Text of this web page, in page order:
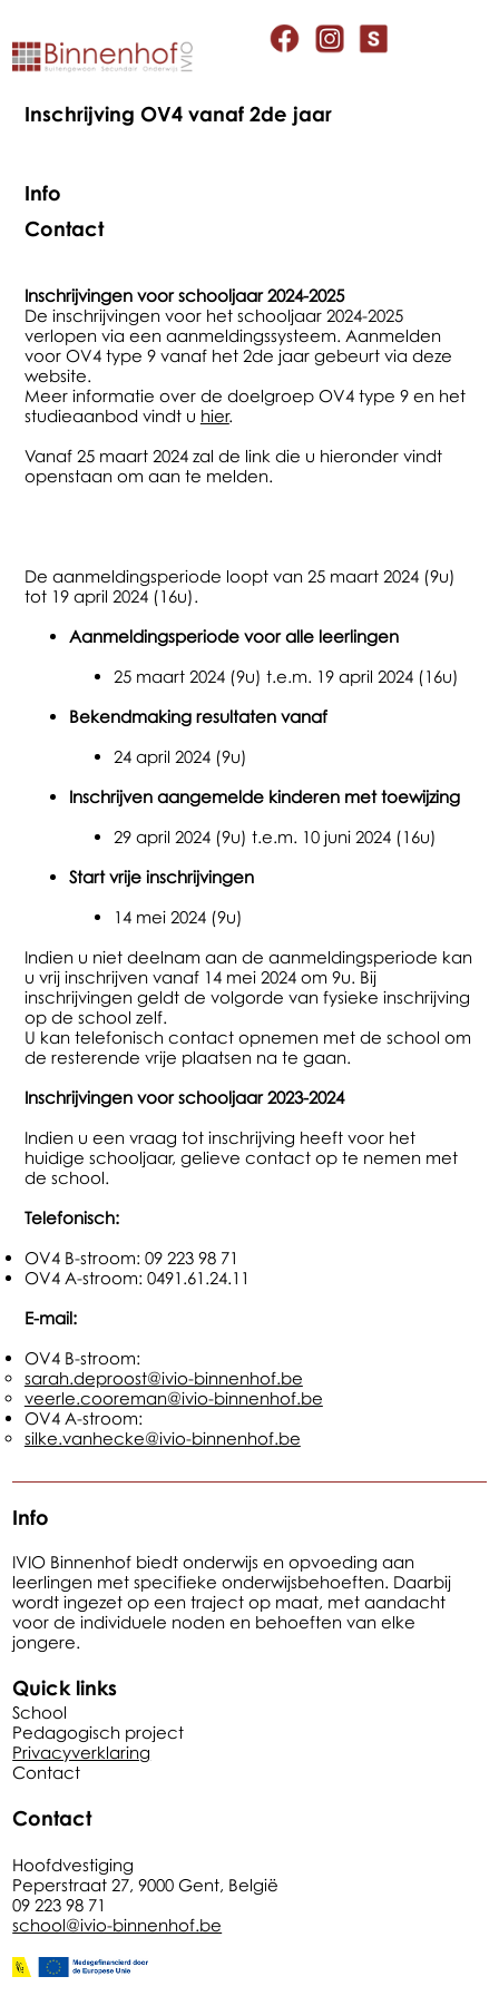
Inschrijving OV4 vanaf 2de jaar
Inschrijvingen voor schooljaar 2024-2025
De inschrijvingen voor het schooljaar 2024-2025
verlopen via een aanmeldingssysteem. Aanmelden
voor OV4 type 9 vanaf het 2de jaar gebeurt via deze
website.
Meer informatie over de doelgroep OV4 type 9 en het
studieaanbod vindt u hier.
Vanaf 25 maart 2024 zal de link die u hieronder vindt
openstaan om aan te melden.
De aanmeldingsperiode loopt van 25 maart 2024 (9u)
tot 19 april 2024 (16u).
Aanmeldingsperiode voor alle leerlingen
25 maart 2024 (9u) t.e.m. 19 april 2024 (16u)
Bekendmaking resultaten vanaf
24 april 2024 (9u)
Inschrijven aangemelde kinderen met toewijzing
29 april 2024 (9u) t.e.m. 10 juni 2024 (16u)
Start vrije inschrijvingen
14 mei 2024 (9u)
Indien u niet deelnam aan de aanmeldingsperiode kan
u vrij inschrijven vanaf 14 mei 2024 om 9u. Bij
inschrijvingen geldt de volgorde van fysieke inschrijving
op de school zelf.
U kan telefonisch contact opnemen met de school om
de resterende vrije plaatsen na te gaan.
Inschrijvingen voor schooljaar 2023-2024
Indien u een vraag tot inschrijving heeft voor het
huidige schooljaar, gelieve contact op te nemen met
de school.
Telefonisch:
OV4 B-stroom: 09 223 98 71
OV4 A-stroom: 0491.61.24.11
E-mail:
OV4 B-stroom:
sarah.deproost@ivio-binnenhof.be
veerle.cooreman@ivio-binnenhof.be
OV4 A-stroom:
silke.vanhecke@ivio-binnenhof.be
Info
Contact
Quick links
School
Pedagogisch project
Privacyverklaring
Contact
Info
IVIO Binnenhof biedt onderwijs en opvoeding aan
leerlingen met specifieke onderwijsbehoeften. Daarbij
wordt ingezet op een traject op maat, met aandacht
voor de individuele noden en behoeften van elke
jongere.
Contact
Hoofdvestiging
Peperstraat 27, 9000 Gent, België
09 223 98 71
school@ivio-binnenhof.be